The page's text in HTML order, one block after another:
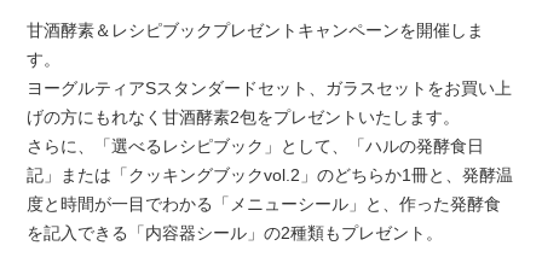
甘酒酵素＆レシピブックプレゼントキャンペーンを開催しま
す。
ヨーグルティアSスタンダードセット、ガラスセットをお買い上
げの方にもれなく甘酒酵素2包をプレゼントいたします。
さらに、「選べるレシピブック」として、「ハルの発酵食日
記」または「クッキングブックvol.2」のどちらか1冊と、発酵温
度と時間が一目でわかる「メニューシール」と、作った発酵食
を記入できる「内容器シール」の2種類もプレゼント。